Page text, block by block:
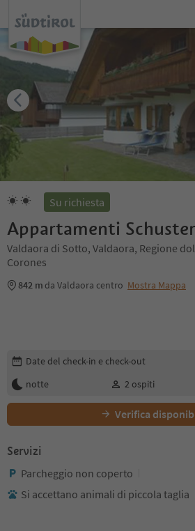
Su richiesta
Appartamenti
Valdaora di Sotto, Valdaora, Regione
Corones
842 m da Valdaora centro Mostra Mappa
Modifica i dettagli della prenotazione
Date del check-in e check-out
notte
2 ospiti
Verifica
Servizi
Parcheggio non coperto
Si accettano animali di piccola taglia